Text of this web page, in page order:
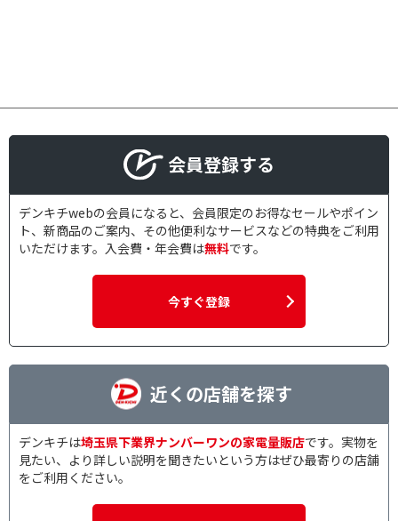
会員登録する
デンキチwebの会員になると、会員限定のお得なセールやポイン
ト、新商品のご案内、その他便利なサービスなどの特典をご利用
いただけます。入会費・年会費は無料です。
今すぐ登録
近くの店舗を探す
デンキチは埼玉県下業界ナンバーワンの家電量販店です。実物を
見たい、より詳しい説明を聞きたいという方はぜひ最寄りの店舗
をご利用ください。